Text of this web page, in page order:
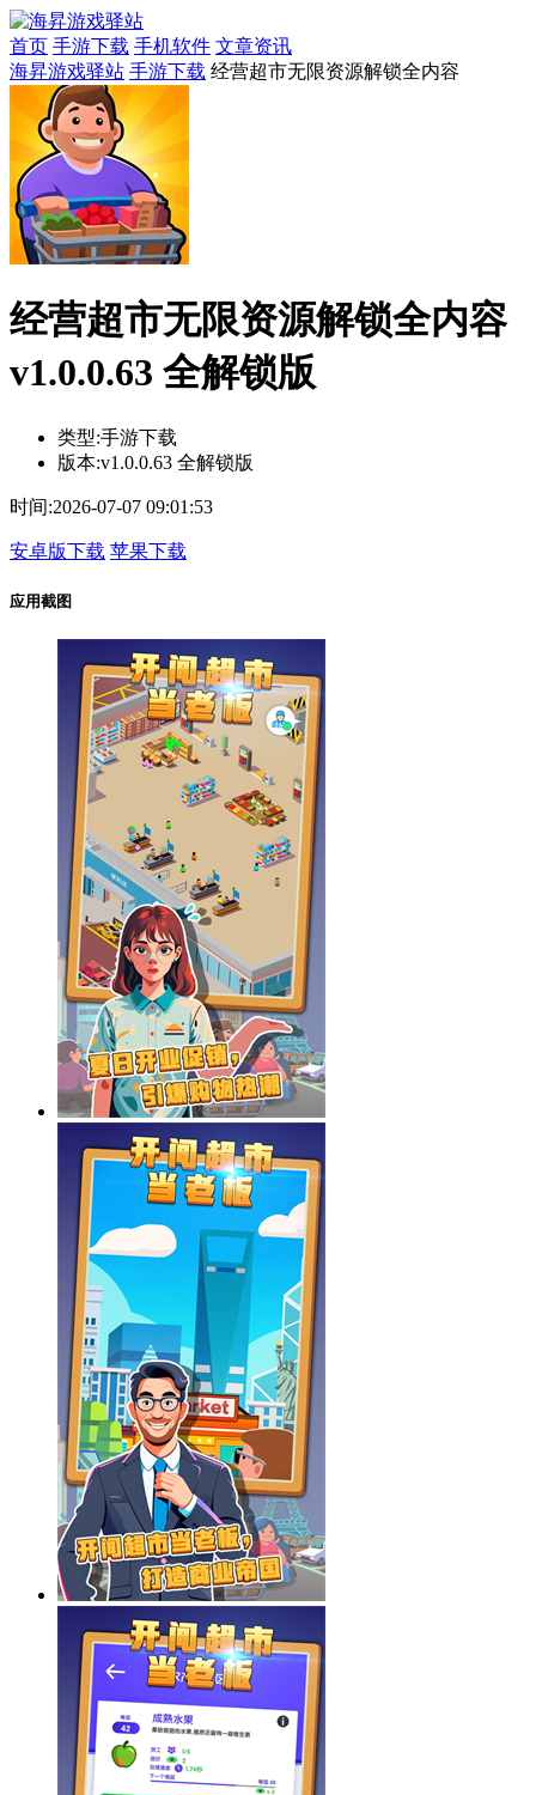
首页 手游下载 手机软件 文章资讯
海昇游戏驿站 手游下载 经营超市无限资源解锁全内容
经营超市无限资源解锁全内容
v1.0.0.63 全解锁版
类型:手游下载
版本:v1.0.0.63 全解锁版
时间:2026-07-07 09:01:53
安卓版下载 苹果下载
应用截图